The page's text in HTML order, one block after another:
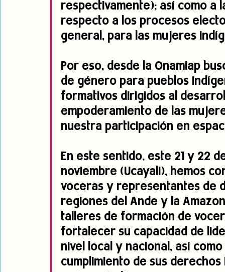
respectivamente); así como a
respecto a los procesos
general, para las mujeres
Por eso, desde la Onamiap
de género para pueblos
formativos dirigidos al
empoderamiento de las
nuestra participación en
En este sentido, este 21 y 22
noviembre (Ucayali), hemos
voceras y representantes de
regiones del Ande y la
talleres de formación de
fortalecer su capacidad de
nivel local y nacional, así
cumplimiento de sus